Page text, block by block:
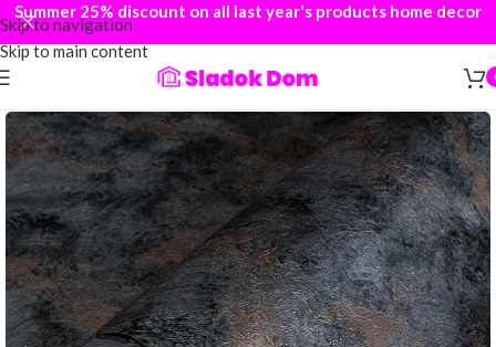
Skip to navigation
Skip to main content
Summer 25% discount on all last year's products home decor